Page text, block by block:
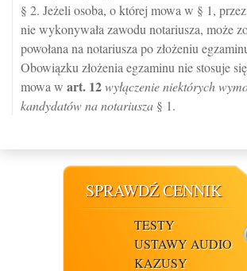
§ 2. Jeżeli osoba, o której mowa w § 1,
nie wykonywała zawodu notariusza, może
powołana na notariusza po złożeniu
Obowiązku złożenia egzaminu nie stosuje
mowa w art. 12wyłączenie niektórych
kandydatów na notariusza § 1.
SPRAWDŹ CENNIK
TESTY
USTAWY AUDIO
KAZUSY